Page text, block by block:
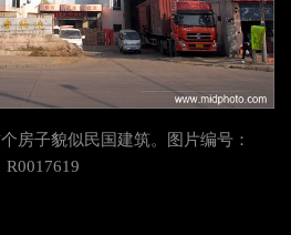
房子貌似民国建筑。图片编号：
R0017619